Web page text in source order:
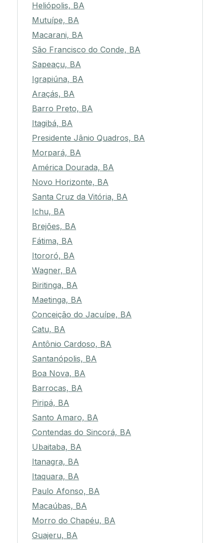
Heliópolis, BA
Mutuípe, BA
Macarani, BA
São Francisco do Conde, BA
Sapeaçu, BA
Igrapiúna, BA
Araçás, BA
Barro Preto, BA
Itagibá, BA
Presidente Jânio Quadros, BA
Morpará, BA
América Dourada, BA
Novo Horizonte, BA
Santa Cruz da Vitória, BA
Ichu, BA
Brejões, BA
Fátima, BA
Itororó, BA
Wagner, BA
Biritinga, BA
Maetinga, BA
Conceição do Jacuípe, BA
Catu, BA
Antônio Cardoso, BA
Santanópolis, BA
Boa Nova, BA
Barrocas, BA
Piripá, BA
Santo Amaro, BA
Contendas do Sincorá, BA
Ubaitaba, BA
Itanagra, BA
Itaquara, BA
Paulo Afonso, BA
Macaúbas, BA
Morro do Chapéu, BA
Guajeru, BA